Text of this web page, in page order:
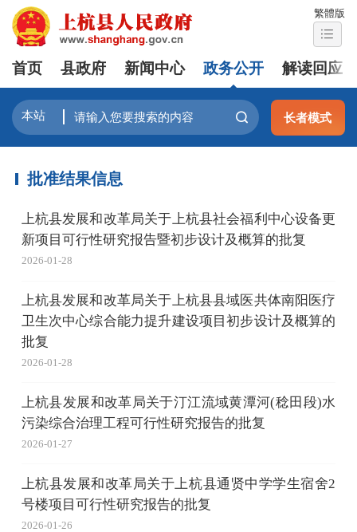
繁體版
首页 县政府 新闻中心 政务公开 解读回应
长者模式
批准结果信息
上杭县发展和改革局关于上杭县社会福利中心设备更
新项目可行性研究报告暨初步设计及概算的批复
2026-01-28
上杭县发展和改革局关于上杭县县域医共体南阳医疗
卫生次中心综合能力提升建设项目初步设计及概算的
批复
2026-01-28
上杭县发展和改革局关于汀江流域黄潭河(稔田段)水
污染综合治理工程可行性研究报告的批复
2026-01-27
上杭县发展和改革局关于上杭县通贤中学学生宿舍2
号楼项目可行性研究报告的批复
2026-01-26